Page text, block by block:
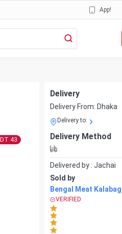
App!
43
Delivery
Delivery From: Dhaka
Delivery to:
Delivery Method
Delivered by : Jachai
Sold by
Bengal Meat
VERIFIED